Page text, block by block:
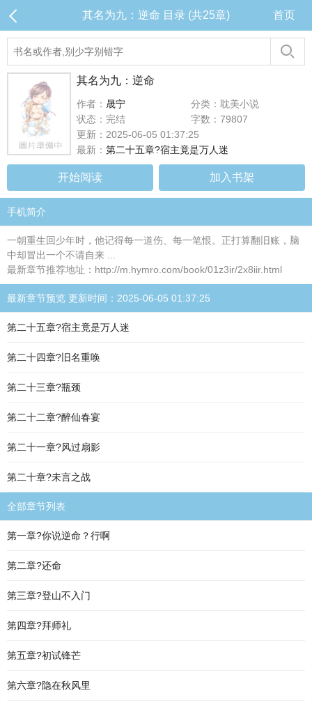
其名为九：逆命 目录 (共25章) 首页
其名为九：逆命
作者： 晟宁
分类：耽美小说
状态：完结
字数：79807
更新：2025-06-05 01:37:25
最新： 第二十五章?宿主竟是万人迷
开始阅读 加入书架
手机简介
一朝重生回少年时，他记得每一道伤、每一笔恨。正打算翻旧账，脑
中却冒出一个不请自来 ...
最新章节推荐地址：http://m.hymro.com/book/01z3ir/2x8iir.html
最新章节预览 更新时间：2025-06-05 01:37:25
第二十五章?宿主竟是万人迷
第二十四章?旧名重唤
第二十三章?瓶颈
第二十二章?醉仙春宴
第二十一章?风过扇影
第二十章?未言之战
全部章节列表
第一章?你说逆命？行啊
第二章?还命
第三章?登山不入门
第四章?拜师礼
第五章?初试锋芒
第六章?隐在秋风里